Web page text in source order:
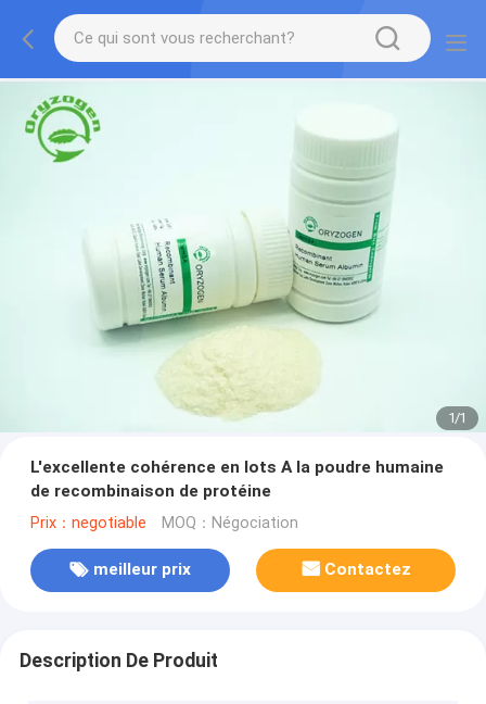
1/1
L'excellente cohérence en lots A la poudre humaine
de recombinaison de protéine
Prix：negotiable MOQ：Négociation
meilleur prix Contactez
Description De Produit